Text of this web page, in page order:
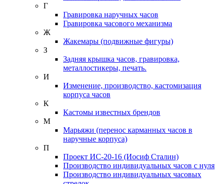
Г
Гравировка наручных часов
Гравировка часового механизма
Ж
Жакемары (подвижные фигуры)
З
Задняя крышка часов, гравировка,
металлостикеры, печать.
И
Изменение, производство, кастомизация
корпуса часов
К
Кастомы известных брендов
М
Марьяжи (перенос карманных часов в
наручные корпуса)
П
Проект ИС-20-16 (Иосиф Сталин)
Производство индивидуальных часов с нуля
Производство индивидуальных часовых